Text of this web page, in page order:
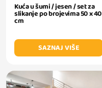
Kuća u šumi / jesen / set za
slikanje po brojevima 50 x 40
cm
SAZNAJ VIŠE